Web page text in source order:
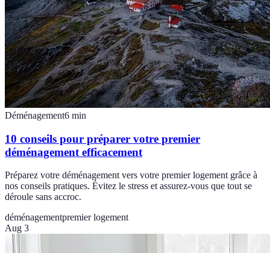
Déménagement6 min
10 conseils pour préparer votre premier
déménagement efficacement
Préparez votre déménagement vers votre premier logement grâce à
nos conseils pratiques. Évitez le stress et assurez-vous que tout se
déroule sans accroc.
déménagementpremier logement
Aug 3